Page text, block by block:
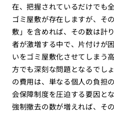
在、把握されているだけでも
ゴミ屋敷が存在しますが、そ
敷」を含めれば、その数は計
者が激増する中で、片付けが
いをゴミ屋敷化させてしまう
方でも深刻な問題となるでし
の費用は、単なる個人の負担
会保障制度を圧迫する要因と
強制撤去の数が増えれば、そ